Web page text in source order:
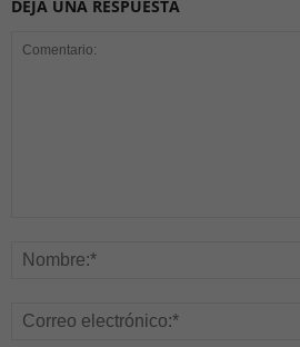
DEJA UNA RESPUESTA